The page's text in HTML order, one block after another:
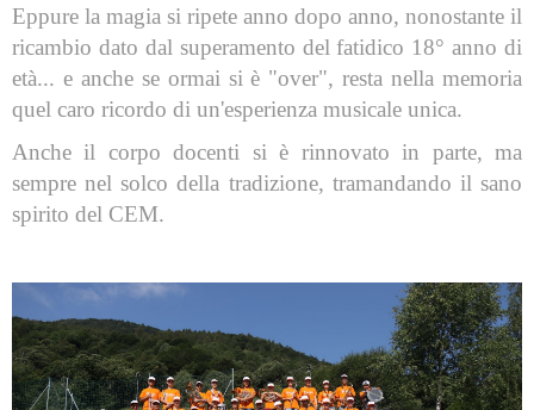
Eppure la magia si ripete anno dopo anno, nonostante il
ricambio dato dal superamento del fatidico 18° anno di
età... e anche se ormai si è "over", resta nella memoria
quel caro ricordo di un'esperienza musicale unica.
Anche il corpo docenti si è rinnovato in parte, ma
sempre nel solco della tradizione, tramandando il sano
spirito del CEM.